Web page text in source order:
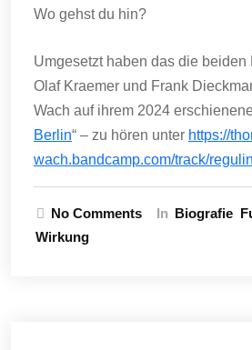
Wo gehst du hin?
Umgesetzt haben das die beiden
Olaf Kraemer und Frank
Wach auf ihrem 2024
Berlin“ – zu hören unter https://
wach.bandcamp.com/track/regulin
No Comments In Biografie
Wirkung